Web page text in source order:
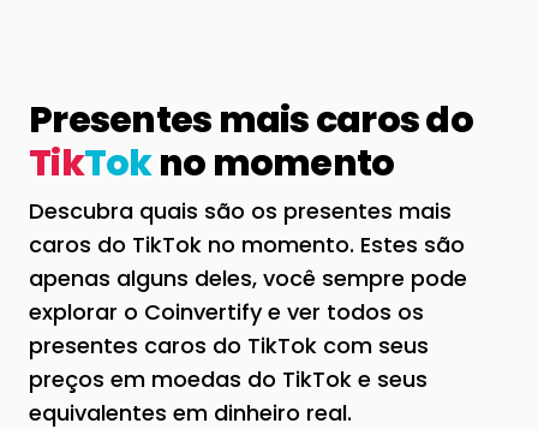
Presentes mais caros do
TikTokno momento
Descubra quais são os presentes mais
caros do TikTok no momento. Estes são
apenas alguns deles, você sempre pode
explorar o Coinvertify e ver todos os
presentes caros do TikTok com seus
preços em moedas do TikTok e seus
equivalentes em dinheiro real.